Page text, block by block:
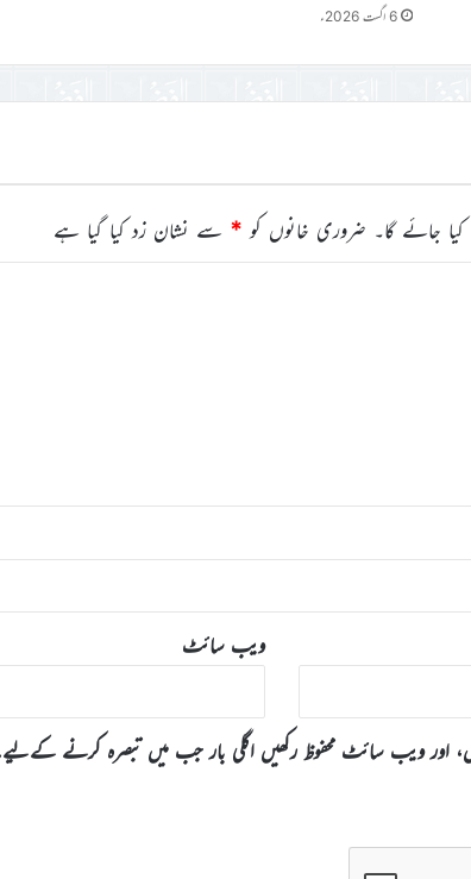
6 اگست 2026ء
جائے گا۔ ضروری خانوں کو * سے نشان زد کیا گیا ہے
ویب‌ سائٹ
اور ویب سائٹ محفوظ رکھیں اگلی بار جب میں تبصرہ کرنے